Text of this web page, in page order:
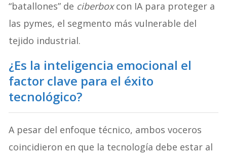
“batallones” de ciberboxcon IA para proteger a
las pymes, el segmento más vulnerable del
tejido industrial.
¿Es la inteligencia emocional el
factor clave para el éxito
tecnológico?
A pesar del enfoque técnico, ambos voceros
coincidieron en que la tecnología debe estar al